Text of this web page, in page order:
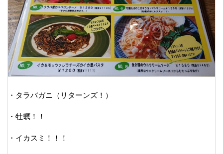
・タラバガニ（リターンズ！）
・牡蠣！！
・イカスミ！！！